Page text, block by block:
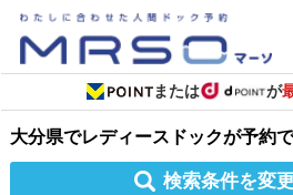
または が
大分県でレディースドックが予約
検索条件を変